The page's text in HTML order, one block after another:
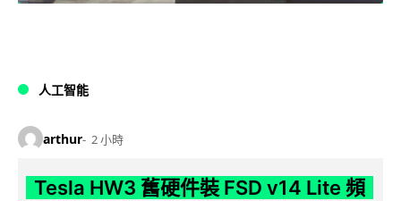
人工智能
arthur 2 小時
Tesla HW3 舊硬件裝 FSD v14 Lite 頻